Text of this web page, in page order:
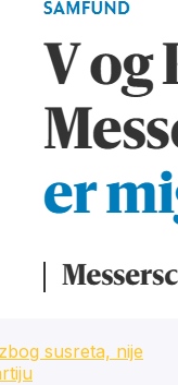
susreta, nije